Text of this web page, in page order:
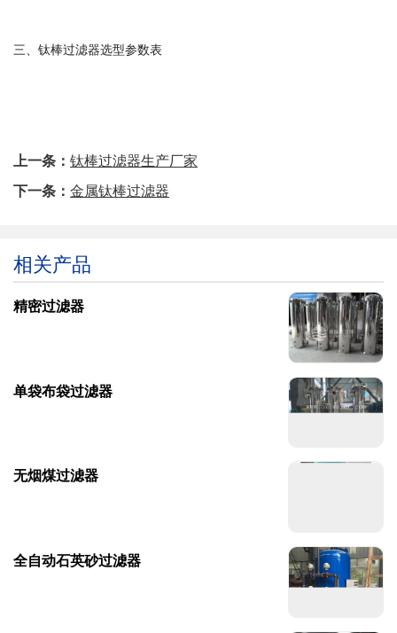
三、钛棒过滤器选型参数表
上一条： 钛棒过滤器生产厂家
下一条： 金属钛棒过滤器
相关产品
精密过滤器
单袋布袋过滤器
无烟煤过滤器
全自动石英砂过滤器